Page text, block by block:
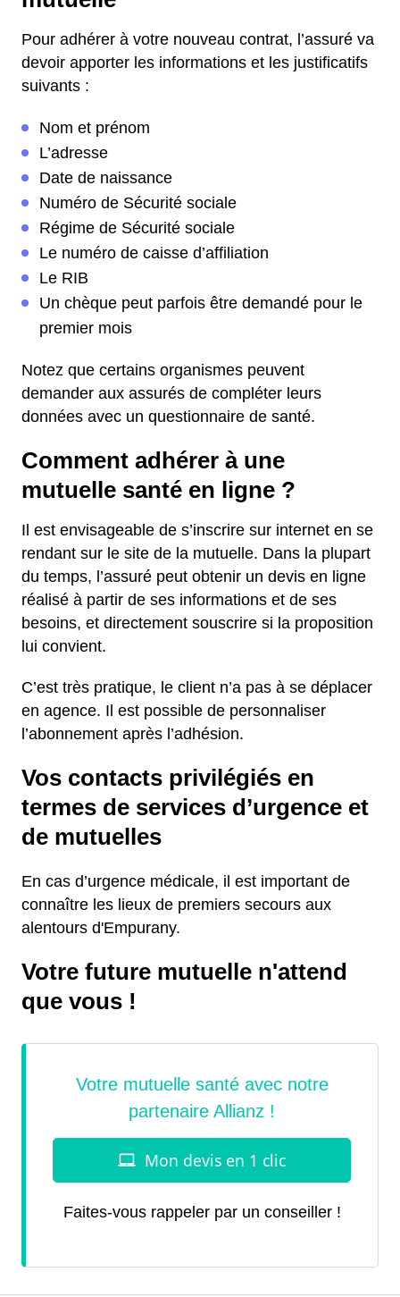
Pour adhérer à votre nouveau contrat, l’assuré va
devoir apporter les informations et les justificatifs
suivants :
Nom et prénom
L’adresse
Date de naissance
Numéro de Sécurité sociale
Régime de Sécurité sociale
Le numéro de caisse d’affiliation
Le RIB
Un chèque peut parfois être demandé pour le
premier mois
Notez que certains organismes peuvent
demander aux assurés de compléter leurs
données avec un questionnaire de santé.
Comment adhérer à une
mutuelle santé en ligne ?
Il est envisageable de s’inscrire sur internet en se
rendant sur le site de la mutuelle. Dans la plupart
du temps, l’assuré peut obtenir un devis en ligne
réalisé à partir de ses informations et de ses
besoins, et directement souscrire si la proposition
lui convient.
C’est très pratique, le client n’a pas à se déplacer
en agence. Il est possible de personnaliser
l’abonnement après l’adhésion.
Vos contacts privilégiés en
termes de services d’urgence et
de mutuelles
En cas d’urgence médicale, il est important de
connaître les lieux de premiers secours aux
alentours d'Empurany.
Votre future mutuelle n'attend
que vous !
Faites-vous rappeler par un conseiller !